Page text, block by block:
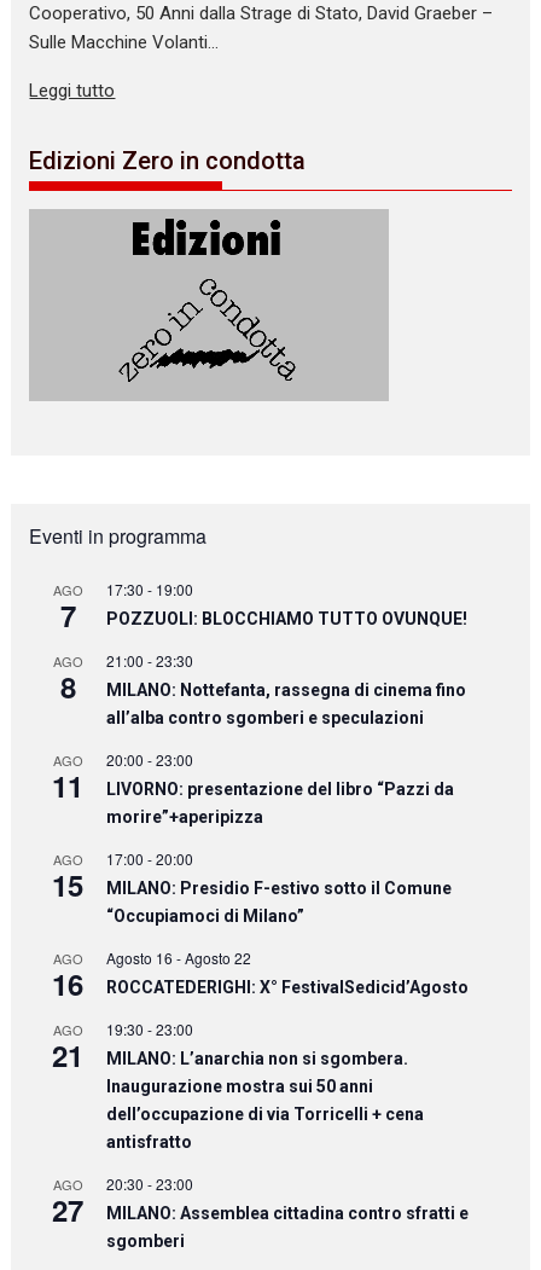
Cooperativo, 50 Anni dalla Strage di Stato, David Graeber –
Sulle Macchine Volanti…
Leggi tutto
Edizioni Zero in condotta
Eventi in programma
AGO
7
17:30 - 19:00
POZZUOLI: BLOCCHIAMO TUTTO OVUNQUE!
AGO
8
21:00 -23:30
MILANO: Nottefanta, rassegna di cinema fino
all’alba contro sgomberi e speculazioni
AGO
11
20:00 -23:00
LIVORNO: presentazione del libro “Pazzi da
morire”+aperipizza
AGO
15
17:00 -20:00
MILANO: Presidio F-estivo sotto il Comune
“Occupiamoci di Milano”
AGO
16
Agosto 16 -Agosto 22
ROCCATEDERIGHI: X° FestivalSedicid’Agosto
AGO
21
19:30 -23:00
MILANO: L’anarchia non si sgombera.
Inaugurazione mostra sui 50 anni
dell’occupazione di via Torricelli + cena
antisfratto
AGO
27
20:30 -23:00
MILANO: Assemblea cittadina contro sfratti e
sgomberi